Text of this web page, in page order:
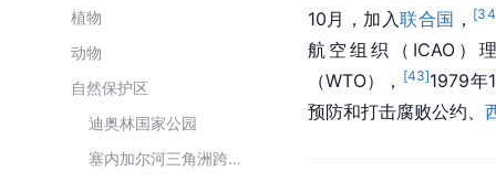
植物
动物
自然保护区
迪奥林国家公园
塞内加尔河三角洲跨界生物圈保护区
10月，加入联合国 ， [34
航空组织（ICAO）
（WTO）， [43]1979年
预防和打击腐败公约、